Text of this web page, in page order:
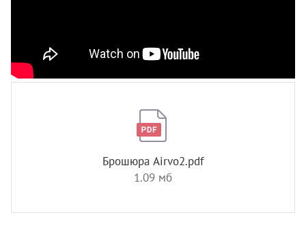
Брошюра Airvo2.pdf
1.09 мб